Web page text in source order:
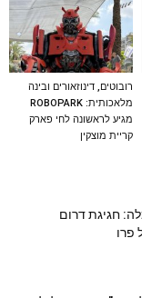
רובוטים, דינוזאורים ובינה
מלאכותית: ROBOPARK
מגיע לראשונה לחי פארק
קריית מוצקין
חגיגת דרום
פרו